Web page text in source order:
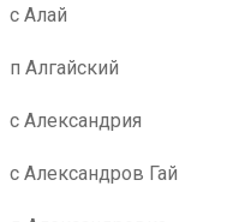
с Алай
п Алгайский
с Александрия
с Александров Гай